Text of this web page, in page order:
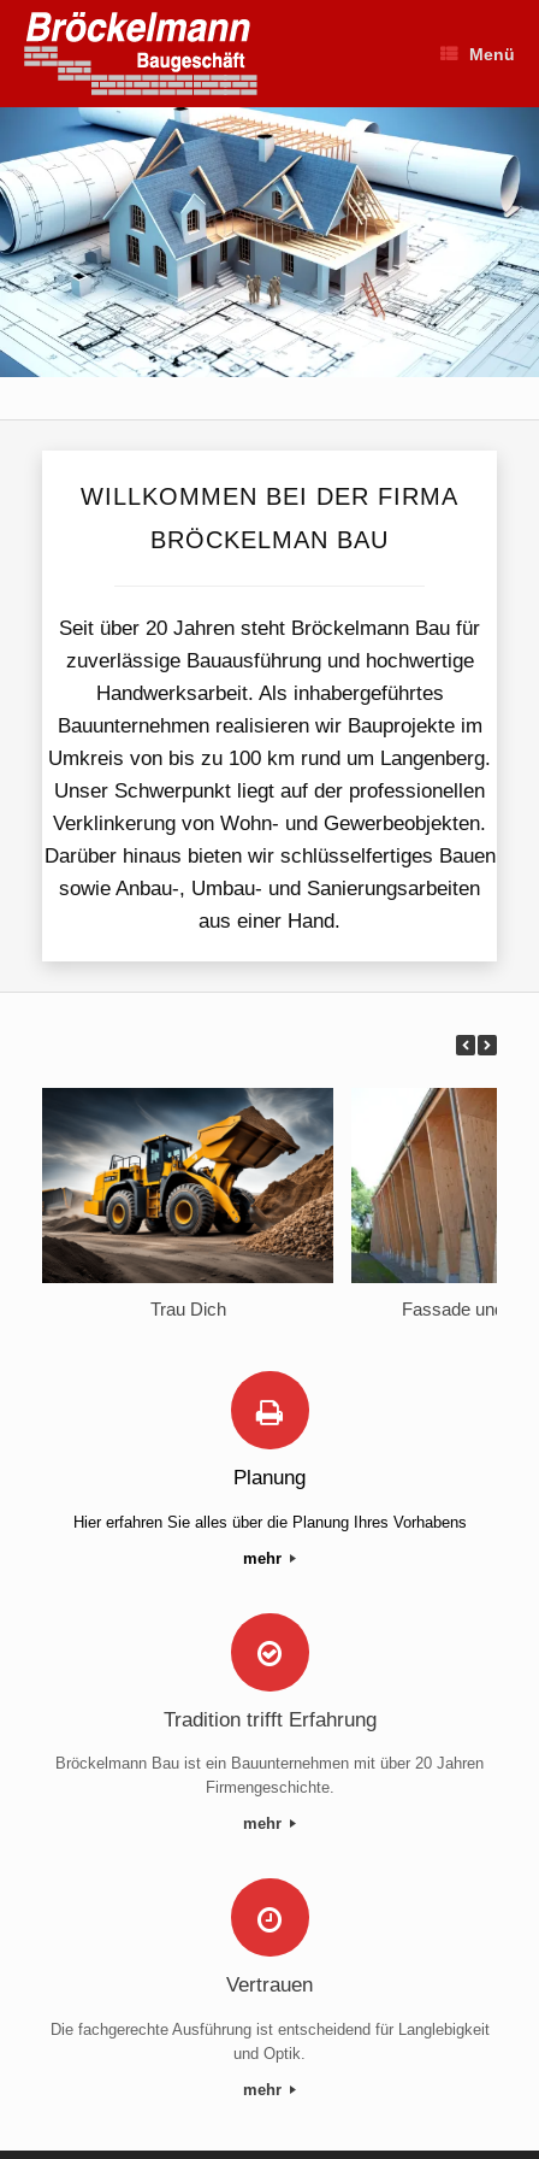
Inhalt
springen
Menü
WILLKOMMEN BEI DER FIRMA
BRÖCKELMAN BAU
Seit über 20 Jahren steht Bröckelmann Bau für
zuverlässige Bauausführung und hochwertige
Handwerksarbeit. Als inhabergeführtes
Bauunternehmen realisieren wir Bauprojekte im
Umkreis von bis zu 100 km rund um Langenberg.
Unser Schwerpunkt liegt auf der professionellen
Verklinkerung von Wohn- und Gewerbeobjekten.
Darüber hinaus bieten wir schlüsselfertiges Bauen
sowie Anbau-, Umbau- und Sanierungsarbeiten
aus einer Hand.
Trau Dich Fassade und
Planung
Hier erfahren Sie alles über die Planung Ihres Vorhabens
mehr
Tradition trifft Erfahrung
Bröckelmann Bau ist ein Bauunternehmen mit über 20 Jahren
Firmengeschichte.
mehr
Vertrauen
Die fachgerechte Ausführung ist entscheidend für Langlebigkeit
und Optik.
mehr